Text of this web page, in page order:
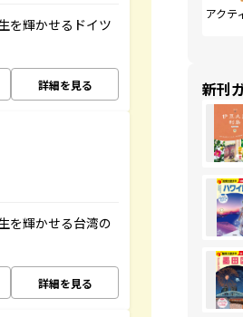
を輝かせるドイツ
詳細を見る
を輝かせる台湾の
詳細を見る
アクテ
新刊